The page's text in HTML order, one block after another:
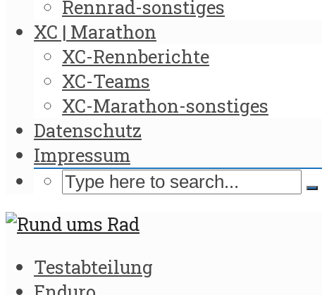
Rennrad-sonstiges
XC | Marathon
XC-Rennberichte
XC-Teams
XC-Marathon-sonstiges
Datenschutz
Impressum
Testabteilung